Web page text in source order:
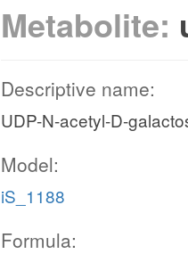
Metabolite:
Descriptive name:
UDP-N-acetyl-D-
Model:
iS_1188
Formula: